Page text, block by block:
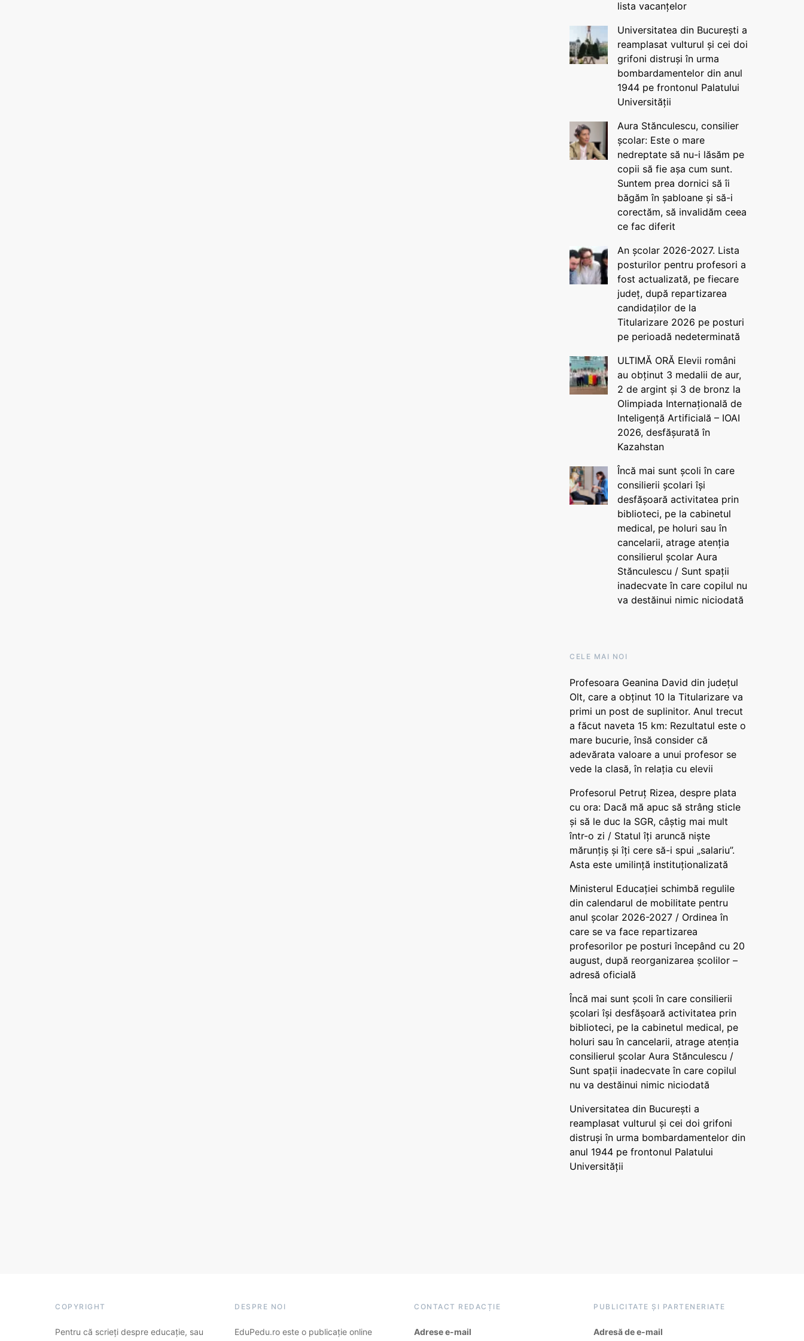
lista vacanțelor
Universitatea din București a
reamplasat vulturul și cei doi
grifoni distruși în urma
bombardamentelor din anul
1944 pe frontonul Palatului
Universității
Aura Stănculescu, consilier
școlar: Este o mare
nedreptate să nu-i lăsăm pe
copii să fie așa cum sunt.
Suntem prea dornici să îi
băgăm în șabloane și să-i
corectăm, să invalidăm ceea
ce fac diferit
An școlar 2026-2027. Lista
posturilor pentru profesori a
fost actualizată, pe fiecare
județ, după repartizarea
candidaților de la
Titularizare 2026 pe posturi
pe perioadă nedeterminată
ULTIMĂ ORĂ Elevii români
au obținut 3 medalii de aur,
2 de argint și 3 de bronz la
Olimpiada Internațională de
Inteligență Artificială – IOAI
2026, desfășurată în
Kazahstan
Încă mai sunt școli în care
consilierii școlari își
desfășoară activitatea prin
biblioteci, pe la cabinetul
medical, pe holuri sau în
cancelarii, atrage atenția
consilierul școlar Aura
Stănculescu / Sunt spații
inadecvate în care copilul nu
va destăinui nimic niciodată
CELE MAI NOI
Profesoara Geanina David din județul
Olt, care a obținut 10 la Titularizare va
primi un post de suplinitor. Anul trecut
a făcut naveta 15 km: Rezultatul este o
mare bucurie, însă consider că
adevărata valoare a unui profesor se
vede la clasă, în relația cu elevii
Profesorul Petruț Rizea, despre plata
cu ora: Dacă mă apuc să strâng sticle
și să le duc la SGR, câștig mai mult
într-o zi / Statul îți aruncă niște
mărunțiș și îți cere să-i spui „salariu”.
Asta este umilință instituționalizată
Ministerul Educației schimbă regulile
din calendarul de mobilitate pentru
anul școlar 2026-2027 / Ordinea în
care se va face repartizarea
profesorilor pe posturi începând cu 20
august, după reorganizarea școlilor –
adresă oficială
Încă mai sunt școli în care consilierii
școlari își desfășoară activitatea prin
biblioteci, pe la cabinetul medical, pe
holuri sau în cancelarii, atrage atenția
consilierul școlar Aura Stănculescu /
Sunt spații inadecvate în care copilul
nu va destăinui nimic niciodată
Universitatea din București a
reamplasat vulturul și cei doi grifoni
distruși în urma bombardamentelor din
anul 1944 pe frontonul Palatului
Universității
COPYRIGHT
Pentru că scrieți despre educație, sau
DESPRE NOI
EduPedu.ro este o publicație online
CONTACT REDACȚIE
Adrese e-mail
PUBLICITATE ȘI PARTENERIATE
Adresă de e-mail